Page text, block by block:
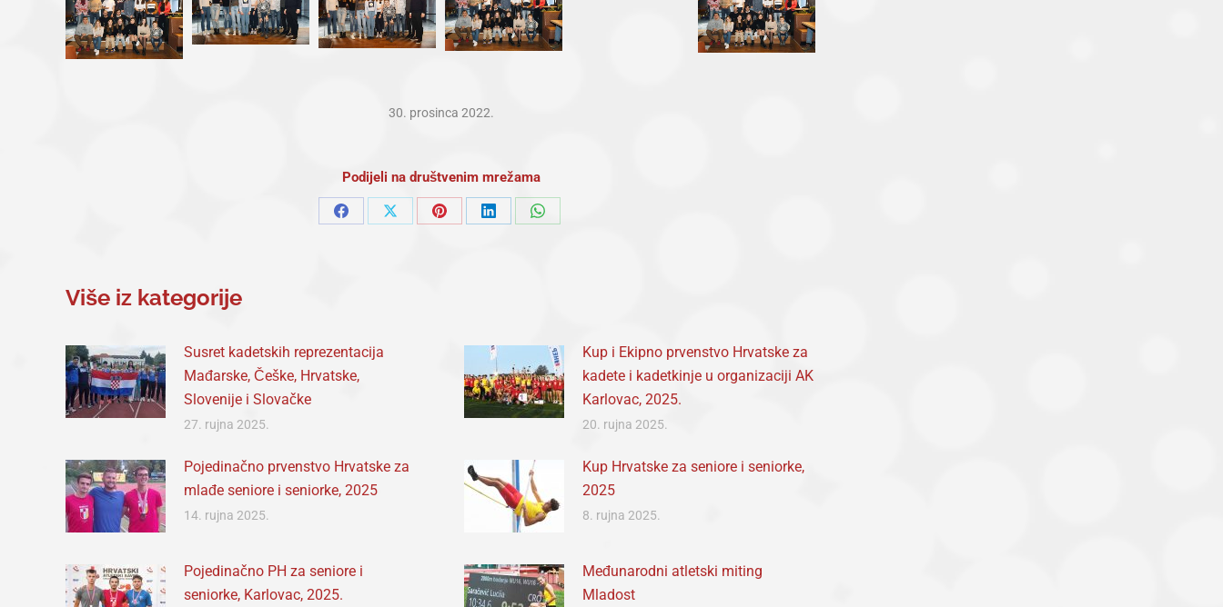
30. prosinca 2022.
Podijeli na društvenim mrežama
Share
Share
Share
Share
Share
Više iz kategorije
Susret kadetskih reprezentacija
Mađarske, Češke, Hrvatske,
Slovenije i Slovačke
27. rujna 2025.
Kup i Ekipno prvenstvo Hrvatske za
kadete i kadetkinje u organizaciji AK
Karlovac, 2025.
20. rujna 2025.
Pojedinačno prvenstvo Hrvatske za
mlađe seniore i seniorke, 2025
14. rujna 2025.
Kup Hrvatske za seniore i seniorke,
2025
8. rujna 2025.
Pojedinačno PH za seniore i
seniorke, Karlovac, 2025.
Međunarodni atletski miting
Mladost